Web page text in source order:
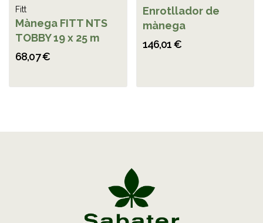
Fitt
Mànega FITT NTS
TOBBY 19 x 25 m
68,07 €
Enrotllador de
mànega
146,01 €